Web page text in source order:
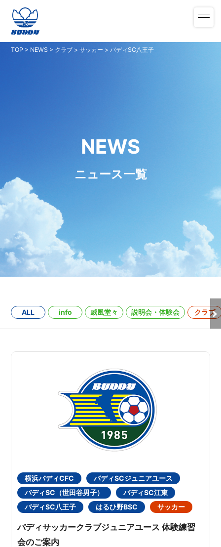
TOP > NEWS > クラブ >サッカー >バディSC八王子
NEWS
ニュース一覧
ALL info 威風堂々 説明会・体験会 クラブ
横浜バディCFC
バディSCジュニアユース
バディSC（世田谷男子）
バディSC江東
バディSC八王子
はるひ野BSC サッカー
バディサッカークラブジュニアユース 体験練習
会のご案内